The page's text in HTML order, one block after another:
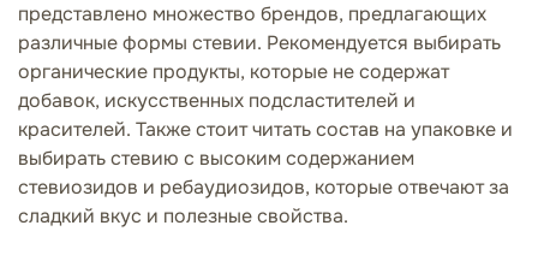
представлено множество брендов, предлагающих
различные формы стевии. Рекомендуется выбирать
органические продукты, которые не содержат
добавок, искусственных подсластителей и
красителей. Также стоит читать состав на упаковке и
выбирать стевию с высоким содержанием
стевиозидов и ребаудиозидов, которые отвечают за
сладкий вкус и полезные свойства.